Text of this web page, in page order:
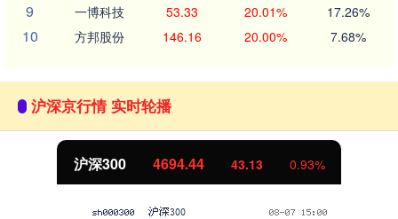
9 一博科技 53.33 20.01% 17.26%
10 方邦股份 146.16 20.00% 7.68%
沪深京行情 实时轮播
沪深300 4694.44 43.13 0.93%